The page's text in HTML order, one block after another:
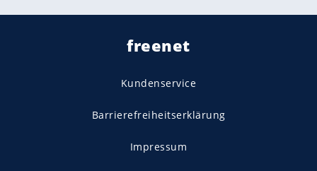
freenet
Kundenservice
Barrierefreiheitserklärung
Impressum